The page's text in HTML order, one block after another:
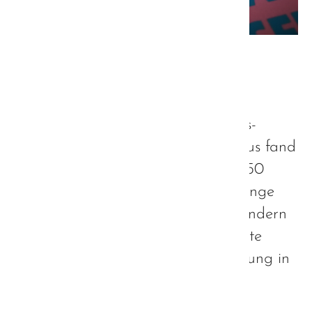
Der diesjährige Fachtag der Hanns-
Seidel-Stiftung zum Thema Autismus fand
am 19. November statt. Mit über 350
Teilnehmern war dieser nicht nur lange
vor Anmeldeschluss ausgebucht, sondern
stellte auch wieder einmal die größte
Fachtagung der Hanns-Seidel-Stiftung in